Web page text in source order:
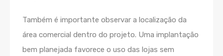
Também é importante observar a localização da
área comercial dentro do projeto. Uma implantação
bem planejada favorece o uso das lojas sem